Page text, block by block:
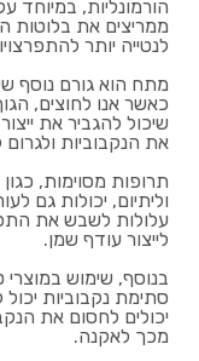
הורמונליות, במיוחד
ממריצים את בלוטות
לנטייה יותר
מתח הוא גורם נוסף
כאשר אנו לחוצים,
שיכול להגביר את
את הנקבוביות ולגרום
תרופות מסוימות,
וליתיום, יכולות גם
עלולות לשבש את
לייצור עודף שמן.
בנוסף, שימוש במוצרי
סתימת נקבוביות
יכולים לחסום את
מכך לאקנה.